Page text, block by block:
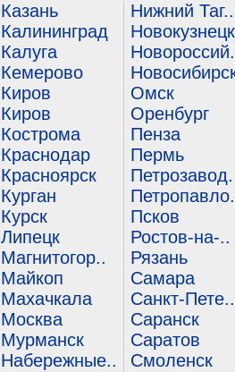
Казань
Калининград
Калуга
Кемерово
Киров
Киров
Кострома
Краснодар
Красноярск
Курган
Курск
Липецк
Магнитогор..
Майкоп
Махачкала
Москва
Мурманск
Набережные..
Нижний Таг..
Новокузнецк
Омск
Оренбург
Пенза
Пермь
Псков
Ростов-на-..
Рязань
Самара
Санкт-Пете..
Саранск
Саратов
Смоленск